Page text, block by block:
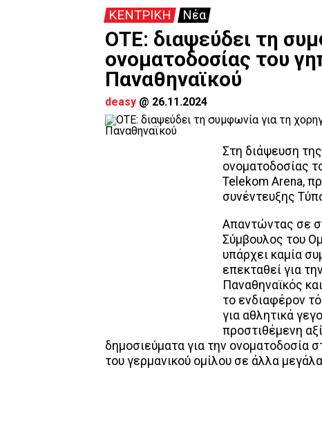
ΚΕΝΤΡΙΚΗ Νέα
ΟΤΕ: διαψεύδει τη
ονοματοδοσίας του
Παναθηναϊκού
deasy @ 26.11.2024
Στη διάψευση
ονοματοδοσίας
Telekom Arena,
συνέντευξης
Απαντώντας σε
Σύμβουλος του
υπάρχει καμία
επεκταθεί για
Παναθηναϊκός
το ενδιαφέρον
για αθλητικά
προστιθέμενη
δημοσιεύματα για την ονοματοδοσία
του γερμανικού ομίλου σε άλλα